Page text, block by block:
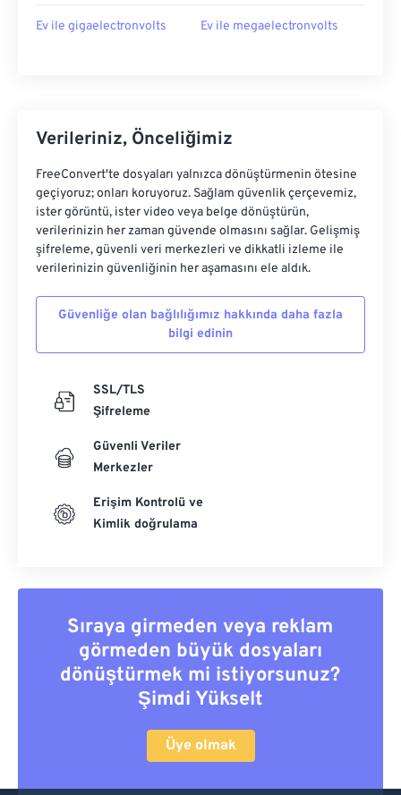
Ev ile gigaelectronvolts Ev ile megaelectronvolts
Verileriniz, Önceliğimiz
FreeConvert'te dosyaları yalnızca dönüştürmenin ötesine
geçiyoruz; onları koruyoruz. Sağlam güvenlik çerçevemiz,
ister görüntü, ister video veya belge dönüştürün,
verilerinizin her zaman güvende olmasını sağlar. Gelişmiş
şifreleme, güvenli veri merkezleri ve dikkatli izleme ile
verilerinizin güvenliğinin her aşamasını ele aldık.
Güvenliğe olan bağlılığımız hakkında daha fazla
bilgi edinin
SSL/TLS
Şifreleme
Güvenli Veriler
Merkezler
Erişim Kontrolü ve
Kimlik doğrulama
Sıraya girmeden veya reklam
görmeden büyük dosyaları
dönüştürmek mi istiyorsunuz?
Şimdi Yükselt
Üye olmak